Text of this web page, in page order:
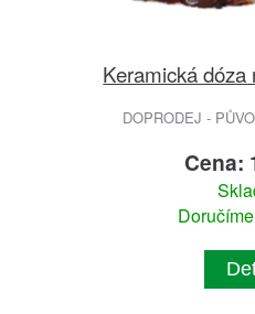
Keramická dóza
DOPRODEJ -
Cena: